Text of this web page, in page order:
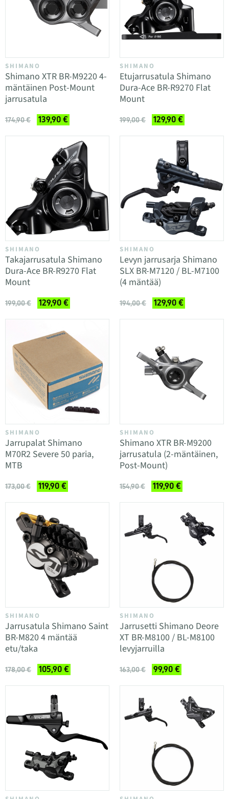
SHIMANO
Shimano XTR BR-M9220 4-
mäntäinen Post-Mount
jarrusatula
174,90 € 139,90 €
SHIMANO
Etujarrusatula Shimano
Dura-Ace BR-R9270 Flat
Mount
199,00 € 129,90 €
SHIMANO
Takajarrusatula Shimano
Dura-Ace BR-R9270 Flat
Mount
199,00 € 129,90 €
SHIMANO
Levyn jarrusarja Shimano
SLX BR-M7120 / BL-M7100
(4 mäntää)
194,00 € 129,90 €
SHIMANO
Jarrupalat Shimano
M70R2 Severe 50 paria,
MTB
173,00 € 119,90 €
SHIMANO
Shimano XTR BR-M9200
jarrusatula (2-mäntäinen,
Post-Mount)
154,90 € 119,90 €
SHIMANO
Jarrusatula Shimano Saint
BR-M820 4 mäntää
etu/taka
178,00 € 105,90 €
SHIMANO
Jarrusetti Shimano Deore
XT BR-M8100 / BL-M8100
levyjarruilla
163,00 € 99,90 €